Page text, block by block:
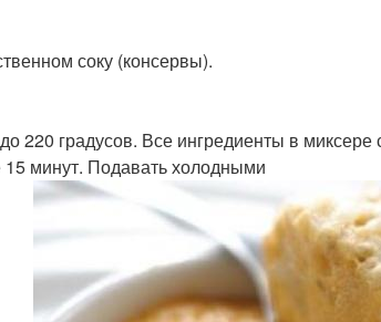
соку (консервы).
до 220 градусов. Все ингредиенты в
минут. Подавать холодными